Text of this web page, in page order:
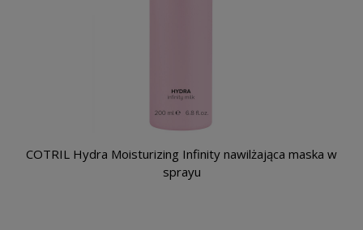
COTRIL Hydra Moisturizing Infinity nawilżająca maska w
sprayu